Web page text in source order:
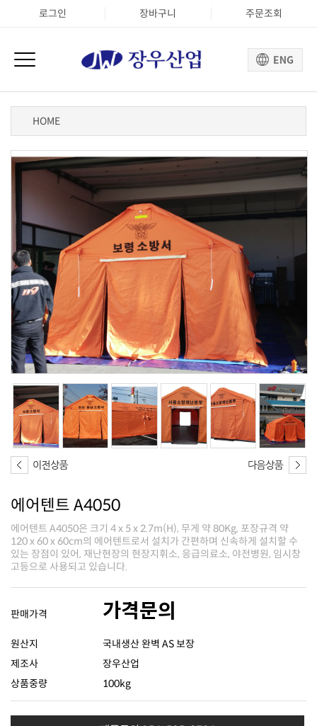
로그인 장바구니 주문조회
HOME
에어텐트 A4050
고등으로 사용되고 있습니다.
판매가격 가격문의
원산지
국내생산 완벽 AS 보장
제조사
장우산업
상품중량
100kg